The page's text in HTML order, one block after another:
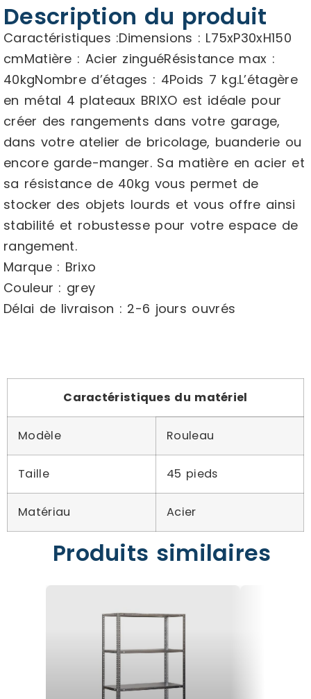
Description du produit
Caractéristiques :Dimensions : L75xP30xH150
cmMatière : Acier zinguéRésistance max :
40kgNombre d’étages : 4Poids 7 kg.L’étagère
en métal 4 plateaux BRIXO est idéale pour
créer des rangements dans votre garage,
dans votre atelier de bricolage, buanderie ou
encore garde-manger. Sa matière en acier et
sa résistance de 40kg vous permet de
stocker des objets lourds et vous offre ainsi
stabilité et robustesse pour votre espace de
rangement.
Marque : Brixo
Couleur : grey
Délai de livraison : 2-6 jours ouvrés
Caractéristiques du matériel
Modèle Rouleau
Taille 45 pieds
Matériau Acier
Produits similaires